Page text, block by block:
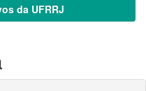
da UFRRJ